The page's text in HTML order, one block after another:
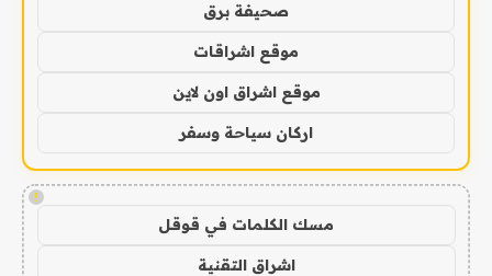
صحيفة برق
موقع اشراقات
موقع اشراق اون لاين
اركان سياحة وسفر
!
مسك الكلمات في قوقل
اشراق التقنية